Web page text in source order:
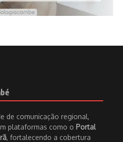
de comunicação regional,
plataformas como o Portal
, fortalecendo a cobertura